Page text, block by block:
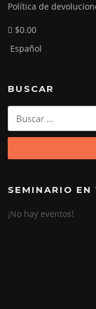
Política de
$0.00
Español
BUSCAR
SEMINARIO EN
¡No hay eventos!